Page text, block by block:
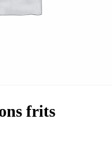
frits